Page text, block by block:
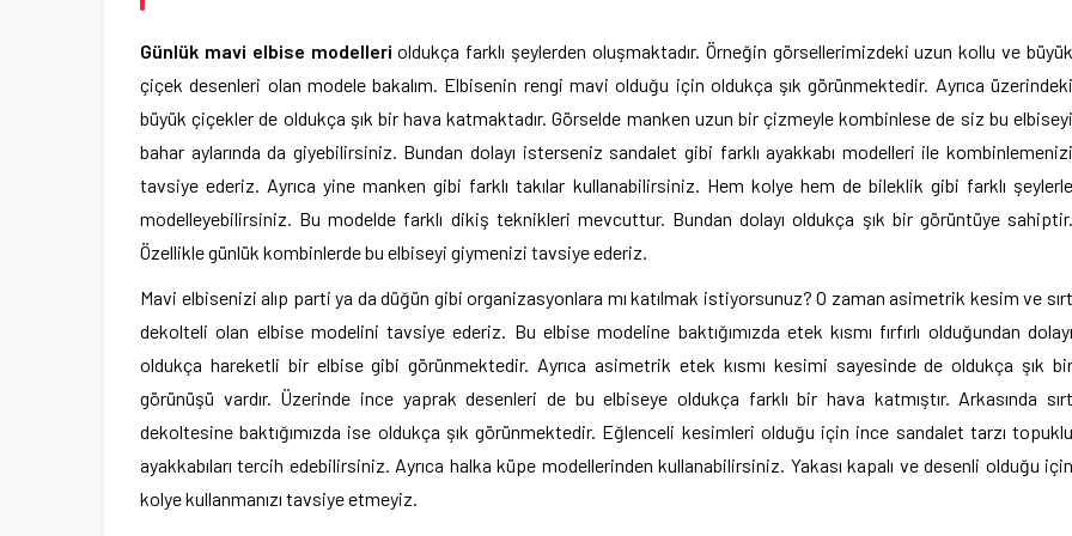
Günlük mavi elbise modelleri oldukça farklı şeylerden oluşmaktadır. Örneğin görsellerimizdeki uzun kollu ve büyük
çiçek desenleri olan modele bakalım. Elbisenin rengi mavi olduğu için oldukça şık görünmektedir. Ayrıca üzerindeki
büyük çiçekler de oldukça şık bir hava katmaktadır. Görselde manken uzun bir çizmeyle kombinlese de siz bu elbiseyi
bahar aylarında da giyebilirsiniz. Bundan dolayı isterseniz sandalet gibi farklı ayakkabı modelleri ile kombinlemenizi
tavsiye ederiz. Ayrıca yine manken gibi farklı takılar kullanabilirsiniz. Hem kolye hem de bileklik gibi farklı şeylerle
modelleyebilirsiniz. Bu modelde farklı dikiş teknikleri mevcuttur. Bundan dolayı oldukça şık bir görüntüye sahiptir.
Özellikle günlük kombinlerde bu elbiseyi giymenizi tavsiye ederiz.
Mavi elbisenizi alıp parti ya da düğün gibi organizasyonlara mı katılmak istiyorsunuz? O zaman asimetrik kesim ve sırt
dekolteli olan elbise modelini tavsiye ederiz. Bu elbise modeline baktığımızda etek kısmı fırfırlı olduğundan dolayı
oldukça hareketli bir elbise gibi görünmektedir. Ayrıca asimetrik etek kısmı kesimi sayesinde de oldukça şık bir
görünüşü vardır. Üzerinde ince yaprak desenleri de bu elbiseye oldukça farklı bir hava katmıştır. Arkasında sırt
dekoltesine baktığımızda ise oldukça şık görünmektedir. Eğlenceli kesimleri olduğu için ince sandalet tarzı topuklu
ayakkabıları tercih edebilirsiniz. Ayrıca halka küpe modellerinden kullanabilirsiniz. Yakası kapalı ve desenli olduğu için
kolye kullanmanızı tavsiye etmeyiz.